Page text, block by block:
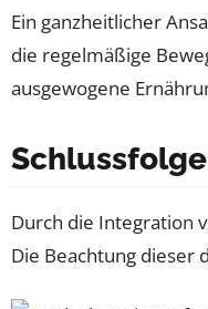
Ein ganzheitlicher
die regelmäßige
ausgewogene
Durch die Integration
Die Beachtung dieser